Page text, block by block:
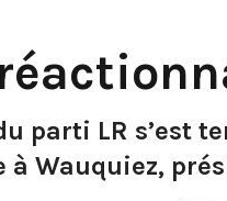
parti LR s’est
Wauquiez,